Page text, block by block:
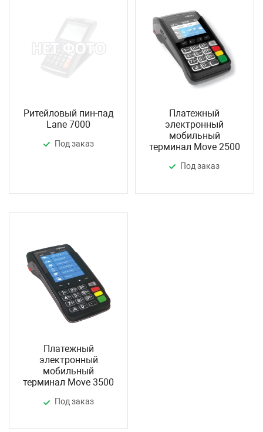
Ритейловый пин-пад
Lane 7000
Под заказ
Платежный
электронный
мобильный
терминал Move 2500
Под заказ
Платежный
электронный
мобильный
терминал Move 3500
Под заказ